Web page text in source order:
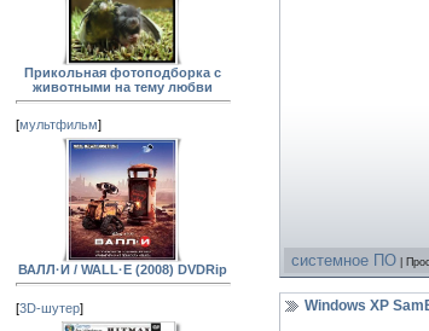
Прикольная фотоподборка с
животными на тему любви
[мультфильм]
ВАЛЛ·И / WALL·E (2008) DVDRip
[3D-шутер]
системное ПО |
Windows XP